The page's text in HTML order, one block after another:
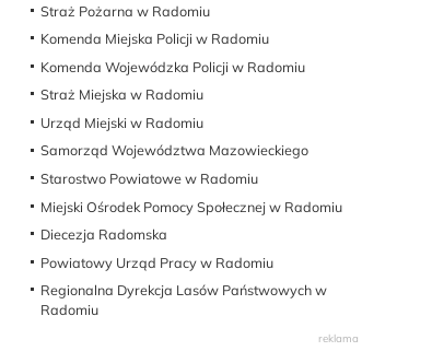
Straż Pożarna w Radomiu
Komenda Miejska Policji w Radomiu
Komenda Wojewódzka Policji w Radomiu
Straż Miejska w Radomiu
Urząd Miejski w Radomiu
Samorząd Województwa Mazowieckiego
Starostwo Powiatowe w Radomiu
Miejski Ośrodek Pomocy Społecznej w Radomiu
Diecezja Radomska
Powiatowy Urząd Pracy w Radomiu
Regionalna Dyrekcja Lasów Państwowych w
Radomiu